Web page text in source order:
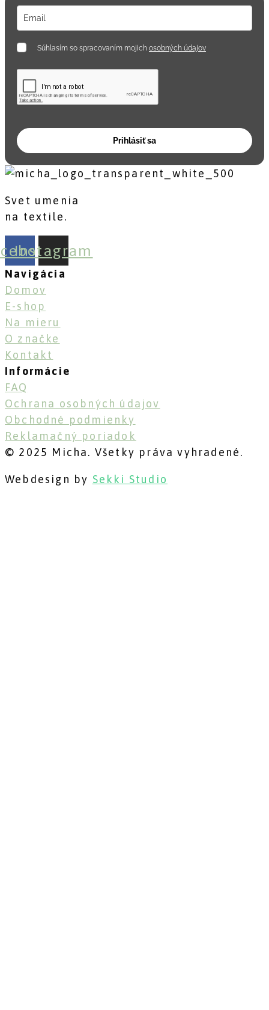
Súhlasím so spracovaním mojich osobných údajov
Prihlásiť sa
Svet umenia
na textile.
Instagram
Navigácia
Domov
E-shop
Na mieru
O značke
Kontakt
Informácie
FAQ
Ochrana osobných údajov
Obchodné podmienky
Reklamačný poriadok
© 2025 Micha. Všetky práva vyhradené.
Webdesign by Sekki Studio